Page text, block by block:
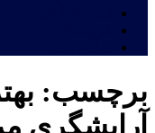
برچسب:
آرایشگری